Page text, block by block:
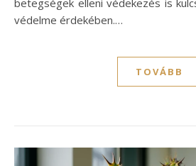
betegségek elleni védekezés is
védelme érdekében.…
TOVÁBB